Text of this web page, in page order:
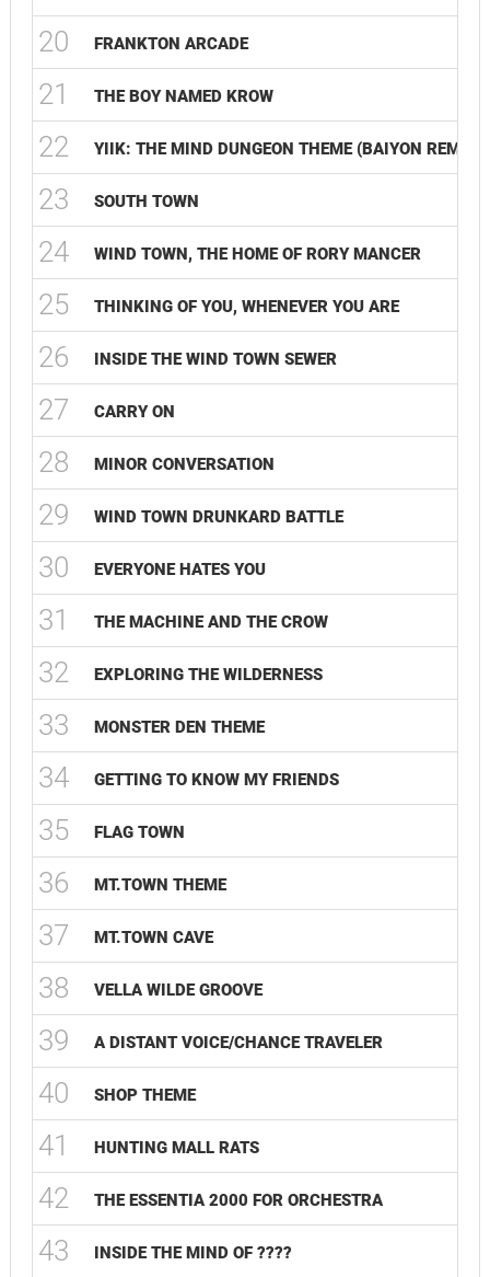
20 FRANKTON ARCADE
21 THE BOY NAMED KROW
22 YIIK: THE MIND DUNGEON THEME (BAIYON REMIX)
23 SOUTH TOWN
24 WIND TOWN, THE HOME OF RORY MANCER
25 THINKING OF YOU, WHENEVER YOU ARE
26 INSIDE THE WIND TOWN SEWER
27 CARRY ON
28 MINOR CONVERSATION
29 WIND TOWN DRUNKARD BATTLE
30 EVERYONE HATES YOU
31 THE MACHINE AND THE CROW
32 EXPLORING THE WILDERNESS
33 MONSTER DEN THEME
34 GETTING TO KNOW MY FRIENDS
35 FLAG TOWN
36 MT.TOWN THEME
37 MT.TOWN CAVE
38 VELLA WILDE GROOVE
39 A DISTANT VOICE/CHANCE TRAVELER
40 SHOP THEME
41 HUNTING MALL RATS
42 THE ESSENTIA 2000 FOR ORCHESTRA
43 INSIDE THE MIND OF ????